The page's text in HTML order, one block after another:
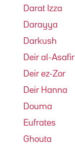
Darat Izza
Darayya
Darkush
Deir al-Asafir
Deir ez-Zor
Deir Hanna
Douma
Eufrates
Ghouta